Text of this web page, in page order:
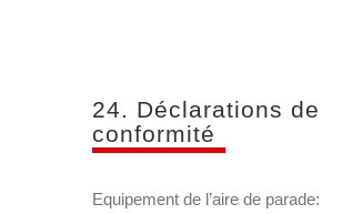
24. Déclarations de
conformité
Equipement de l’aire de parade: